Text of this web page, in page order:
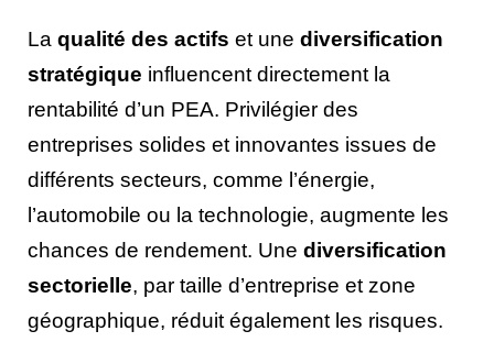
La qualité des actifs et une diversification
stratégique influencent directement la
rentabilité d’un PEA. Privilégier des
entreprises solides et innovantes issues de
différents secteurs, comme l’énergie,
l’automobile ou la technologie, augmente les
chances de rendement. Une diversification
sectorielle, par taille d’entreprise et zone
géographique, réduit également les risques.